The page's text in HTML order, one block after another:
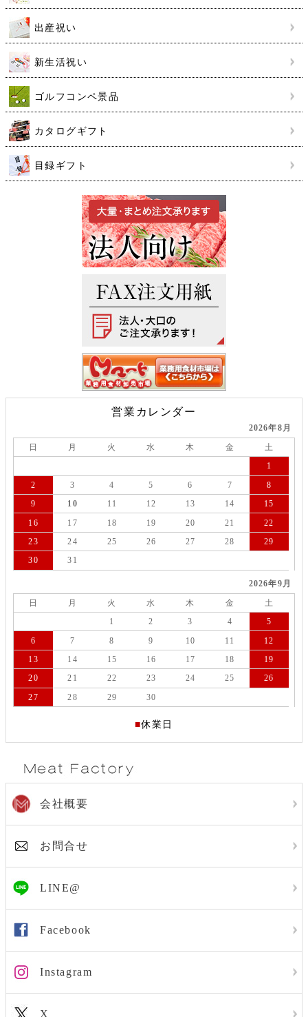
出産祝い
新生活祝い
ゴルフコンペ景品
カタログギフト
目録ギフト
営業カレンダー
2026年8月
日 月 火 水 木 金
土
1
2
3 4 5 6 7
8
9
10 11 12 13 14
15
16
17 18 19 20 21
22
23
24 25 26 27 28
29
30
31
2026年9月
日 月 火 水 木 金
土
1
2 3 4
5
6
7 8 9 10 11
12
13
14 15 16 17 18
19
20
21 22 23 24 25
26
27
28 29 30
■休業日
会社概要
お問合せ
LINE@
Facebook
Instagram
X